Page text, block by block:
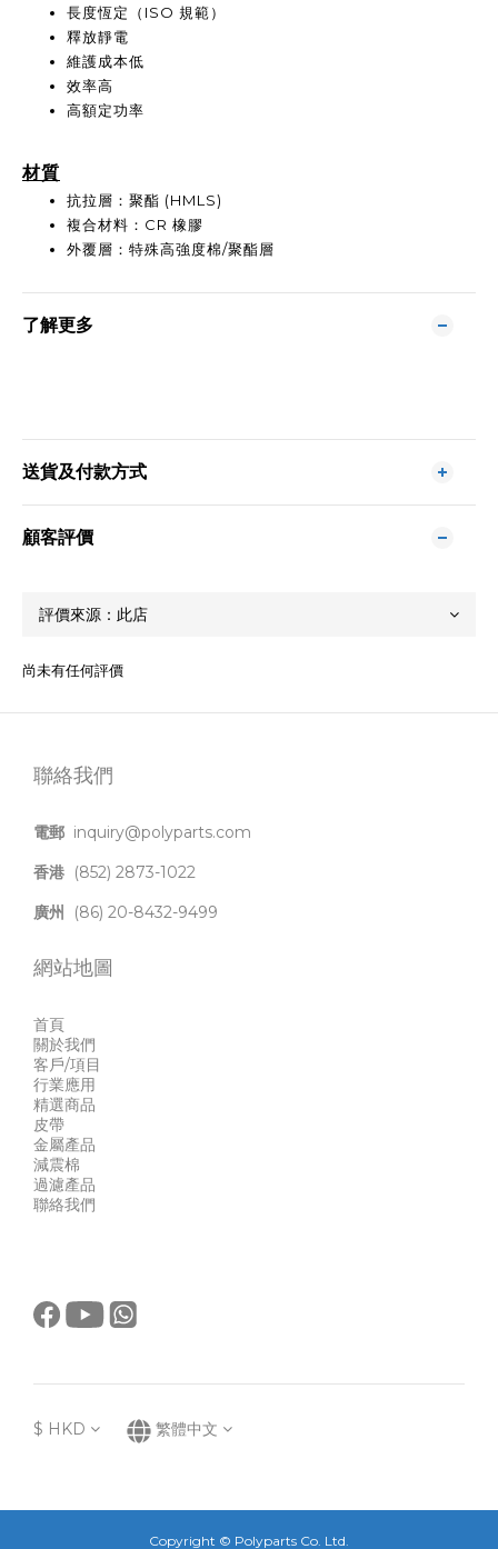
長度恆定（ISO 規範）
釋放靜電
維護成本低
效率高
高額定功率
材質
抗拉層：聚酯 (HMLS)
複合材料：CR 橡膠
外覆層：特殊高強度棉/聚酯層
了解更多
送貨及付款方式
顧客評價
尚未有任何評價
聯絡我們
電郵 inquiry@polyparts.com
香港 (852) 2873-1022
廣州
(86) 20-8432-9499
網站地圖
首頁
關於我們
客戶/項目
行業應用
精選商品
皮帶
金屬產品
減震棉
過濾產品
聯絡我們
$ HKD 繁體中文
Copyright © Polyparts Co. Ltd.